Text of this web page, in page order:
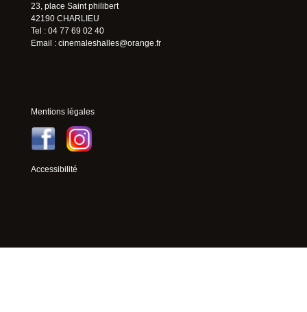
23, place Saint philibert
42190 CHARLIEU
Tel : 04 77 69 02 40
Email : cinemaleshalles@orange.fr
Mentions légales
Accessibilité